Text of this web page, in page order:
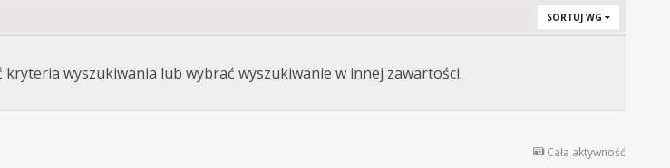
SORTUJ WG
wyszukiwania lub wybrać wyszukiwanie w innej zawartości.
Cała aktywność